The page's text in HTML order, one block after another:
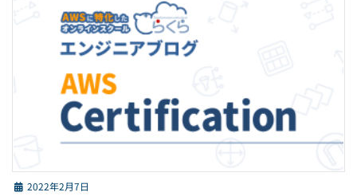
2022年2月7日